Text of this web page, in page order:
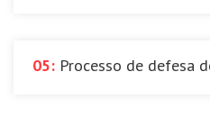
05: Processo de defesa